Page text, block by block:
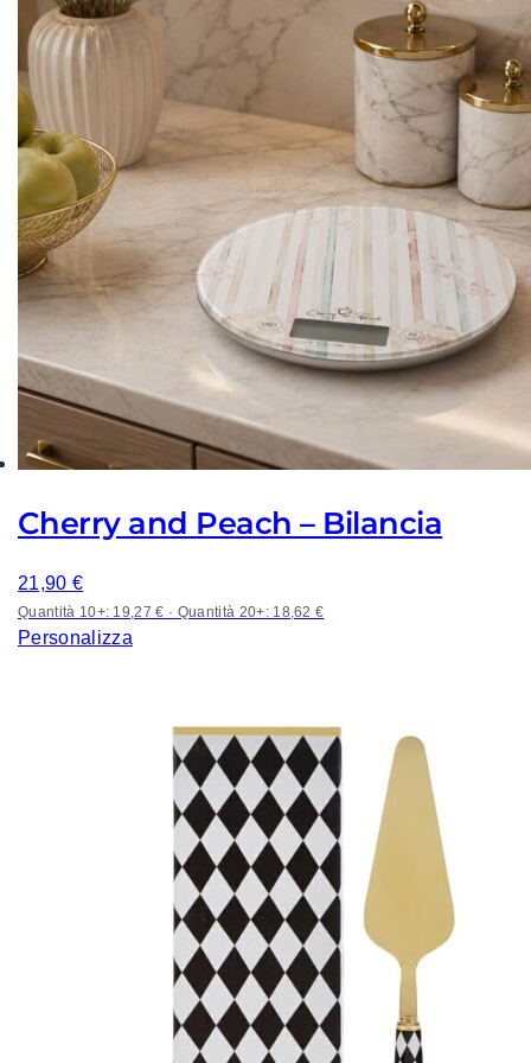
Cherry and Peach – Bilancia
21,90 €
Quantità 10+: 19,27 € · Quantità 20+: 18,62 €
Personalizza